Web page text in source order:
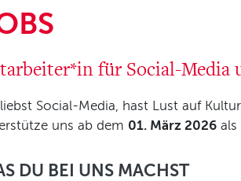
für Social-Media
Social-Media, hast Lust auf
uns ab dem 01. März 2026 als
DU BEI UNS MACHST